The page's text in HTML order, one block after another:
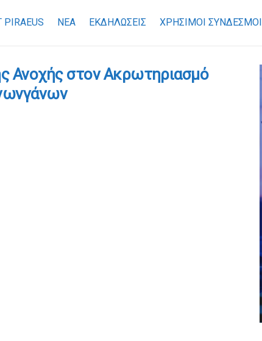
PIRAEUS ΝΕΑ ΕΚΔΗΛΩΣΕΙΣ ΧΡΉΣΙΜΟΙ ΣΎΝΔΕΣΜΟΙ
Ανοχής στον Ακρωτηριασμό